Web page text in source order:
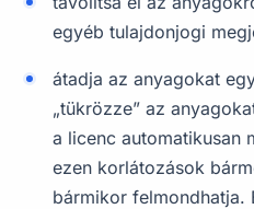
egyéb tulajdonjogi
átadja az anyagokat
„tükrözze” az
a licenc automatikusan
ezen korlátozások
bármikor felmondhatja.